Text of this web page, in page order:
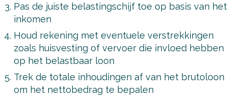
Pas de juiste belastingschijf toe op basis van het
inkomen
Houd rekening met eventuele verstrekkingen
zoals huisvesting of vervoer die invloed hebben
op het belastbaar loon
Trek de totale inhoudingen af van het brutoloon
om het nettobedrag te bepalen